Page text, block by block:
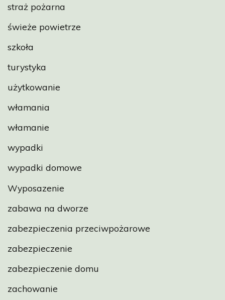
straż pożarna
świeże powietrze
szkoła
turystyka
użytkowanie
włamania
włamanie
wypadki
wypadki domowe
Wyposazenie
zabawa na dworze
zabezpieczenia przeciwpożarowe
zabezpieczenie
zabezpieczenie domu
zachowanie